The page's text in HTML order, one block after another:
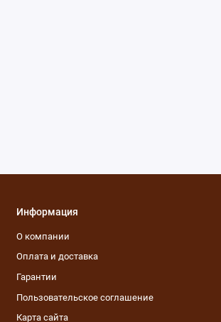
Информация
О компании
Оплата и доставка
Гарантии
Пользовательское соглашение
Карта сайта